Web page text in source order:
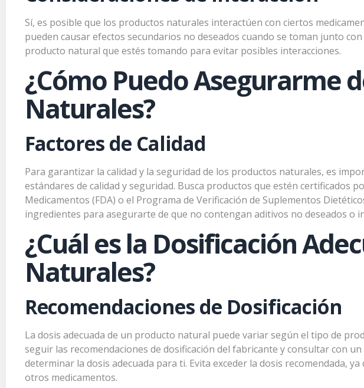
Sí, es posible que los productos naturales interactúen con ciertos
pueden causar efectos secundarios no deseados cuando se toman junto
producto natural que estés tomando para evitar posibles interacciones.
¿Cómo Puedo Asegurarme
Naturales?
Factores de Calidad
Para garantizar la calidad y la seguridad de los productos naturales, es
estándares de calidad y seguridad. Busca productos que estén certificados
Medicamentos (FDA) o el Programa de Verificación de Suplementos
ingredientes para asegurarte de que no contengan aditivos no deseados o
¿Cuál es la Dosificación
Naturales?
Recomendaciones de Dosificación
La dosis adecuada de un producto natural puede variar según el tipo de
seguir las recomendaciones de dosificación del fabricante y consultar con
determinar la dosis adecuada para ti. Evita exceder la dosis recomendada,
otros medicamentos.
Promo
PROTOCOLO
Farmacia Galdeano
síntomas asociados al